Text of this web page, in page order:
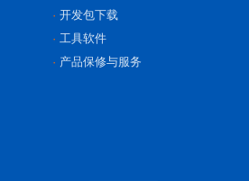
开发包下载
工具软件
产品保修与服务